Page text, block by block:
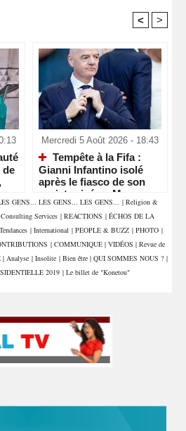
< >
de
Mercredi 5 Août 2026 - 18:43
Tempête à la Fifa :
Gianni Infantino isolé
après le fiasco de son
projet privé au Maroc
GENS... LES GENS... LES GENS... | Religion &
Services | REACTIONS | ÉCHOS DE LA
| International | PEOPLE & BUZZ | PHOTO |
| COMMUNIQUE | VIDÉOS | Revue de
| Analyse | Insolite | Bien être | QUI SOMMES NOUS ? |
2019 | Le billet de "Konetou"